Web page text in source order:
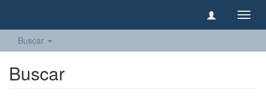
Buscar
Buscar